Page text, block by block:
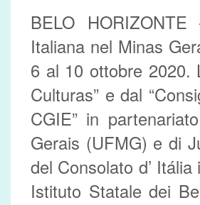
BELO
Italiana nel Minas
6 al 10 ottobre 2020.
Culturas” e dal
CGIE” in
Gerais (UFMG) e di
del Consolato d’
Istituto Statale dei